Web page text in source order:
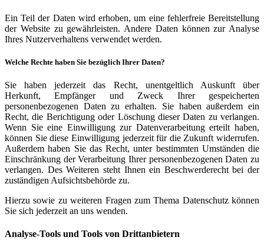
Ein Teil der Daten wird erhoben, um eine fehlerfreie Bereitstellung
der Website zu gewährleisten. Andere Daten können zur Analyse
Ihres Nutzerverhaltens verwendet werden.
Welche Rechte haben Sie bezüglich Ihrer Daten?
Sie haben jederzeit das Recht, unentgeltlich Auskunft über
Herkunft, Empfänger und Zweck Ihrer gespeicherten
personenbezogenen Daten zu erhalten. Sie haben außerdem ein
Recht, die Berichtigung oder Löschung dieser Daten zu verlangen.
Wenn Sie eine Einwilligung zur Datenverarbeitung erteilt haben,
können Sie diese Einwilligung jederzeit für die Zukunft widerrufen.
Außerdem haben Sie das Recht, unter bestimmten Umständen die
Einschränkung der Verarbeitung Ihrer personenbezogenen Daten zu
verlangen. Des Weiteren steht Ihnen ein Beschwerderecht bei der
zuständigen Aufsichtsbehörde zu.
Hierzu sowie zu weiteren Fragen zum Thema Datenschutz können
Sie sich jederzeit an uns wenden.
Analyse-Tools und Tools von Dritt­anbietern